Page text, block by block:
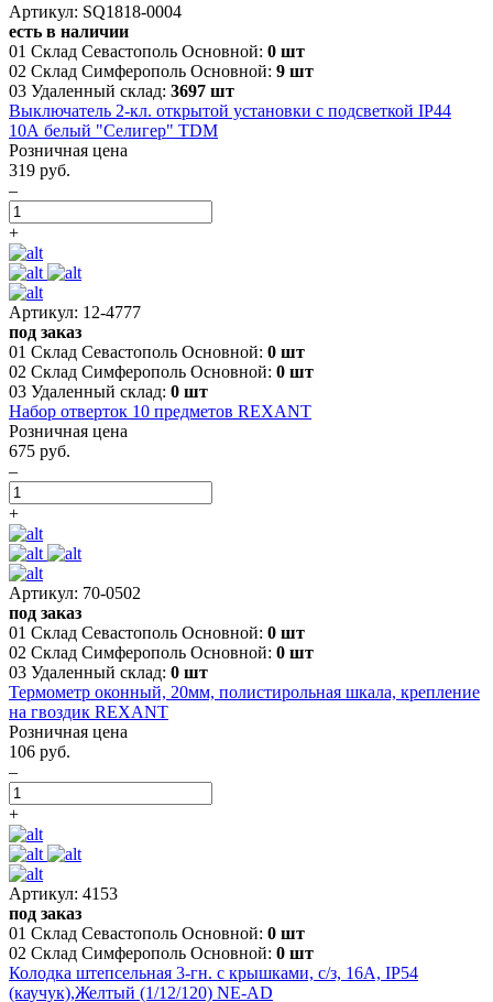
Артикул: SQ1818-0004
есть в наличии
01 Склад Севастополь Основной: 0 шт
02 Склад Симферополь Основной: 9 шт
03 Удаленный склад: 3697 шт
Выключатель 2-кл. открытой установки с подсветкой IP44
10А белый "Селигер" TDM
Розничная цена
319 руб.
–
+
Артикул: 12-4777
под заказ
01 Склад Севастополь Основной: 0 шт
02 Склад Симферополь Основной: 0 шт
03 Удаленный склад: 0 шт
Набор отверток 10 предметов REXANT
Розничная цена
675 руб.
–
+
Артикул: 70-0502
под заказ
01 Склад Севастополь Основной: 0 шт
02 Склад Симферополь Основной: 0 шт
03 Удаленный склад: 0 шт
Термометр оконный, 20мм, полистирольная шкала, крепление
на гвоздик REXANT
Розничная цена
106 руб.
–
+
Артикул: 4153
под заказ
01 Склад Севастополь Основной: 0 шт
02 Склад Симферополь Основной: 0 шт
Колодка штепсельная 3-гн. с крышками, с/з, 16А, IP54
(каучук),Желтый (1/12/120) NE-AD